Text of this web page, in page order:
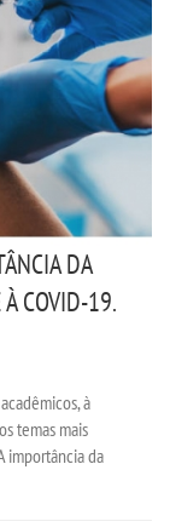
DA
COVID-19.
à
temas mais
importância da